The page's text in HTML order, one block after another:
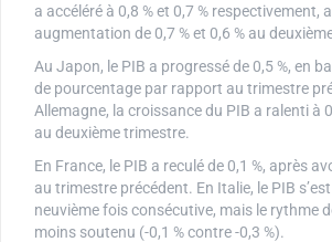
a accéléré à 0,8 % et 0,7 % respectivement,
augmentation de 0,7 % et 0,6 % au
Au Japon, le PIB a progressé de 0,5 %, en
de pourcentage par rapport au trimestre
Allemagne, la croissance du PIB a ralenti à
au deuxième trimestre.
En France, le PIB a reculé de 0,1 %, après
au trimestre précédent. En Italie, le PIB
neuvième fois consécutive, mais le rythme
moins soutenu (-0,1 % contre -0,3 %).